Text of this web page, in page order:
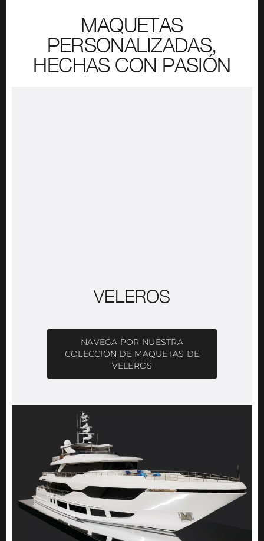
MAQUETAS
PERSONALIZADAS,
HECHAS CON PASIÓN
VELEROS
NAVEGA POR NUESTRA
COLECCIÓN DE MAQUETAS DE
VELEROS